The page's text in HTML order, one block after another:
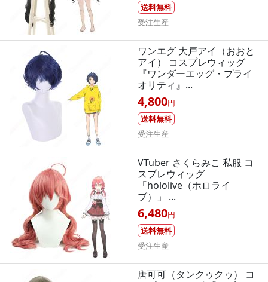
送料無料
受注生産
ワンエグ 大戸アイ（おおと
アイ） コスプレウィッグ
『ワンダーエッグ・プライ
オリティ』...
4,800円
送料無料
受注生産
VTuber さくらみこ 私服 コ
スプレウィッグ
「hololive（ホロライ
ブ）」 ...
6,480円
送料無料
受注生産
唐可可（タンクゥクゥ） コ